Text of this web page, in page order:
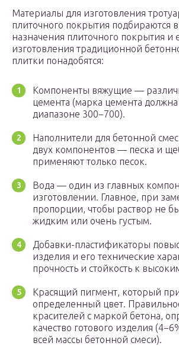
Материалы для изготовления
плиточного покрытия подбираются
назначения плиточного покрытия и
изготовления традиционной
плитки понадобятся:
Компоненты вяжущие —
цемента (марка цемента
диапазоне 300−700).
Наполнители для бетонной
двух компонентов — песка и
применяют только песок.
Вода — один из главных
изготовлении. Главное, при
пропорции, чтобы раствор не
жидким или очень густым.
Добавки-пластификаторы
изделия и его технические
прочность и стойкость к
Красящий пигмент, который
определенный цвет.
красителей с маркой бетона,
качество готового изделия
всей массы бетонной смеси).